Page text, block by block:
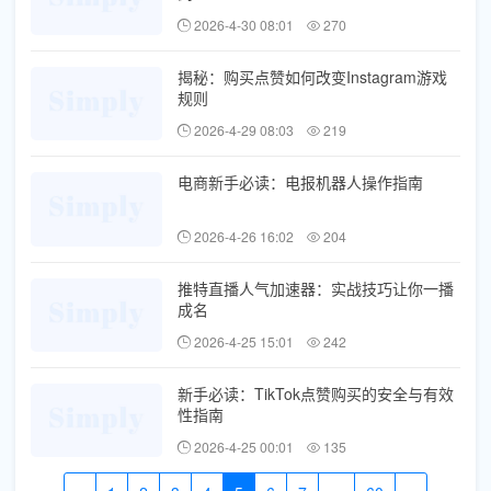
2026-4-30 08:01 270
揭秘：购买点赞如何改变Instagram游戏
规则
2026-4-29 08:03 219
电商新手必读：电报机器人操作指南
2026-4-26 16:02 204
推特直播人气加速器：实战技巧让你一播
成名
2026-4-25 15:01 242
新手必读：TikTok点赞购买的安全与有效
性指南
2026-4-25 00:01 135